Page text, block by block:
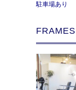
駐車場あり